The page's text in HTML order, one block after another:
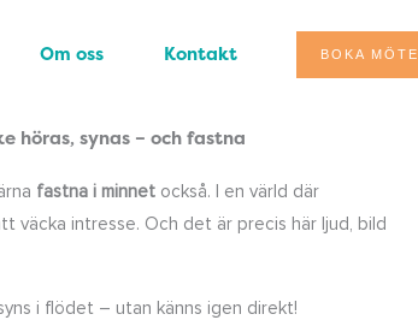
Om oss Kontakt BOKA MÖTE
höras, synas – och fastna
fastna i minnet också. I en värld där
väcka intresse. Och det är precis här ljud, bild
i flödet – utan känns igen direkt!